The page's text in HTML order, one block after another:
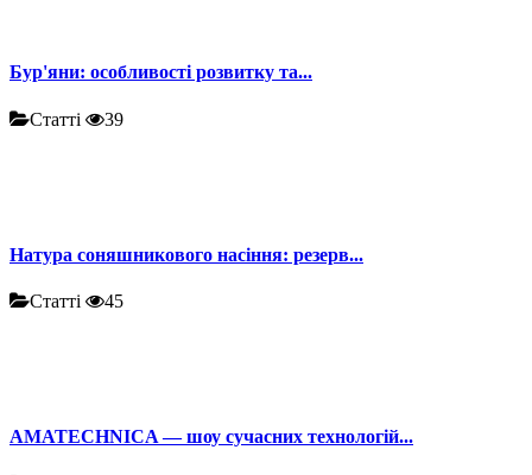
Бур'яни: особливості розвитку та...
Статті 39
Натура соняшникового насіння: резерв...
Статті 45
AMATECHNICA — шоу сучасних технологій...